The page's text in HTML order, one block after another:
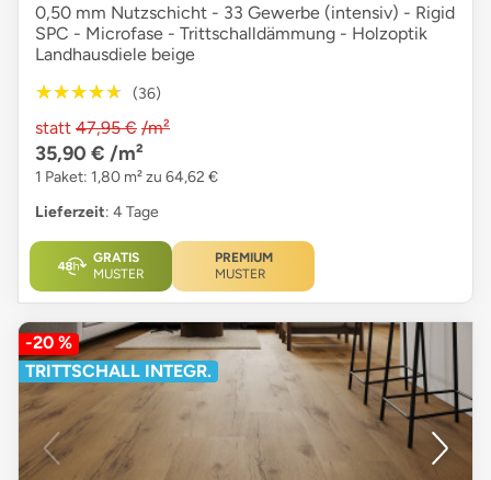
0,50 mm Nutzschicht - 33 Gewerbe (intensiv) - Rigid
SPC - Microfase - Trittschalldämmung - Holzoptik
Landhausdiele beige
★★★★★
★★★★★ (36)
statt 47,95 € /m²
35,90 € /m²
1 Paket: 1,80 m² zu 64,62 €
Lieferzeit: 4 Tage
GRATIS
MUSTER
PREMIUM
MUSTER
-20 %
TRITTSCHALL INTEGR.